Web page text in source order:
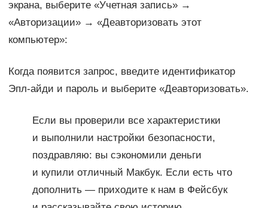
экрана, выберите «Учетная запись» →
«Авторизации» → «Деавторизовать этот
компьютер»:
Когда появится запрос, введите идентификатор
Эпл-айди и пароль и выберите «Деавторизовать».
Если вы проверили все характеристики
и выполнили настройки безопасности,
поздравляю: вы сэкономили деньги
и купили отличный Макбук. Если есть что
дополнить — приходите к нам в Фейсбук